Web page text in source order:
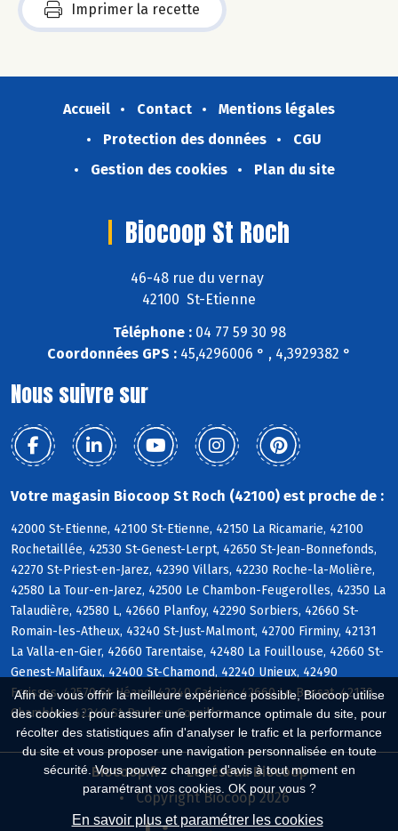
Afin de vous offrir la meilleure expérience possible, Biocoop utilise
des cookies : pour assurer une performance optimale du site, pour
récolter des statistiques afin d'analyser le trafic et la performance
du site et vous proposer une navigation personnalisée en toute
sécurité. Vous pouvez changer d'avis à tout moment en
paramétrant vos cookies. OK pour vous ?
En savoir plus et paramétrer les cookies
Imprimer la recette
Accueil Contact
Mentions légales
Protection des données
CGU
Gestion des cookies
Plan du site
Biocoop St Roch
46-48 rue du vernay
42100 St-Etienne
Téléphone :04 77 59 30 98
Coordonnées GPS : 45,4296006 ° , 4,3929382 °
Nous suivre sur
Votre magasin Biocoop St Roch (42100) est proche de :
42000 St-Etienne, 42100 St-Etienne, 42150 La Ricamarie, 42100
Rochetaillée, 42530 St-Genest-Lerpt, 42650 St-Jean-Bonnefonds,
42270 St-Priest-en-Jarez, 42390 Villars, 42230 Roche-la-Molière,
42580 La Tour-en-Jarez, 42500 Le Chambon-Feugerolles, 42350 La
Talaudière, 42580 L, 42660 Planfoy, 42290 Sorbiers, 42660 St-
Romain-les-Atheux, 43240 St-Just-Malmont, 42700 Firminy, 42131
La Valla-en-Gier, 42660 Tarentaise, 42480 La Fouillouse, 42660 St-
Genest-Malifaux, 42400 St-Chamond, 42240 Unieux, 42490
Fraisses, 42570 St-Héand, 42240 Caloire, 42660 Le Bessat, 42170
Chambles, 42240 St-Paul-en-Cornillon
Biocoop.fr
Le réseau Biocoop
Copyright Biocoop 2026